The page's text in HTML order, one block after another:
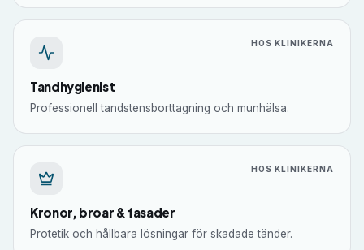
HOS KLINIKERNA
Tandhygienist
Professionell tandstensborttagning och munhälsa.
HOS KLINIKERNA
Kronor, broar & fasader
Protetik och hållbara lösningar för skadade tänder.